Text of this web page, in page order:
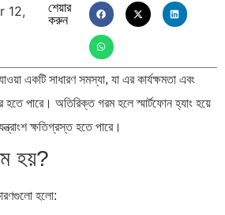
12,
শেয়ার
করুন
একটি সাধারণ সমস্যা, যা এর কার্যক্ষমতা এবং
হতে পারে। অতিরিক্ত গরম হলে স্মার্টফোন হ্যাং হয়ে
ক্ষতিগ্রস্ত হতে পারে।
হয়?
হলো: